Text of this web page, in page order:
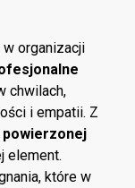
organizacji
chwilach,
i empatii. Z
powierzonej
element.
które w